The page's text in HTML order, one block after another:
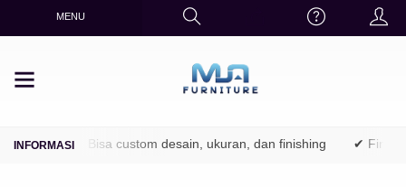
MENU
✔ Bisa custom desain, ukuran, dan finishing ✔ Finishing